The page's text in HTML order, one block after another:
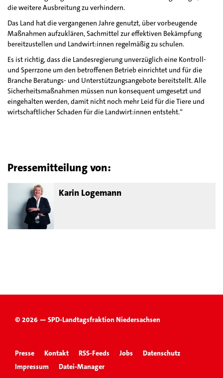
die weitere Ausbreitung zu verhindern.
Das Land hat die vergangenen Jahre genutzt, über vorbeugende
Maßnahmen aufzuklären, Sachmittel zur effektiven Bekämpfung
bereitzustellen und Landwirt:innen regelmäßig zu schulen.
Es ist richtig, dass die Landesregierung unverzüglich eine Kontroll-
und Sperrzone um den betroffenen Betrieb einrichtet und für die
Branche Beratungs- und Unterstützungsangebote bereitstellt. Alle
Sicherheitsmaßnahmen müssen nun konsequent umgesetzt und
eingehalten werden, damit nicht noch mehr Leid für die Tiere und
wirtschaftlicher Schaden für die Landwirt:innen entsteht.“
Pressemitteilung von:
Karin Logemann
© 2026 — SPD-Landtagsfraktion Niedersachsen
Presse Kontakt RSS-Feeds Jobs
Datenschutz
Impressum
Datei-Manager